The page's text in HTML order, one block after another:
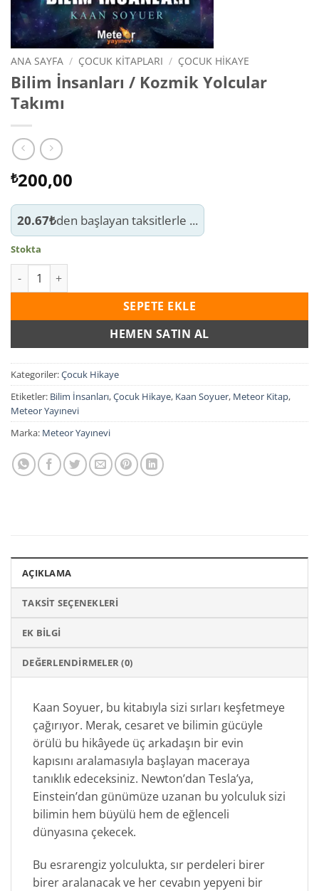
ANA SAYFA / ÇOCUK KITAPLARI / ÇOCUK HIKAYE
Bilim İnsanları / Kozmik Yolcular
Takımı
₺200,00
20.67₺den başlayan taksitlerle ...
Stokta
Bilim İnsanları / Kozmik Yolcular Takımı adet
SEPETE EKLE
HEMEN SATIN AL
Kategoriler:Çocuk Hikaye
Etiketler: Bilim İnsanları,Çocuk Hikaye, Kaan Soyuer, Meteor Kitap,
Meteor Yayınevi
Marka: Meteor Yayınevi
AÇIKLAMA
TAKSIT SEÇENEKLERI
EK BILGI
DEĞERLENDIRMELER (0)
Kaan Soyuer, bu kitabıyla sizi sırları keşfetmeye
çağırıyor. Merak, cesaret ve bilimin gücüyle
örülü bu hikâyede üç arkadaşın bir evin
kapısını aralamasıyla başlayan maceraya
tanıklık edeceksiniz. Newton’dan Tesla’ya,
Einstein’dan günümüze uzanan bu yolculuk sizi
bilimin hem büyülü hem de eğlenceli
dünyasına çekecek.
Bu esrarengiz yolculukta, sır perdeleri birer
birer aralanacak ve her cevabın yepyeni bir